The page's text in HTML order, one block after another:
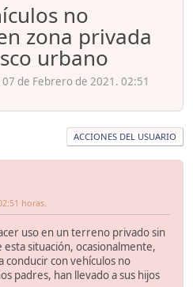
no
zona privada
urbano
de Febrero de 2021. 02:51
ACCIONES DEL USUARIO
horas.
uso en un terreno privado sin
situación, ocasionalmente,
con vehículos no
padres, han llevado a sus hijos